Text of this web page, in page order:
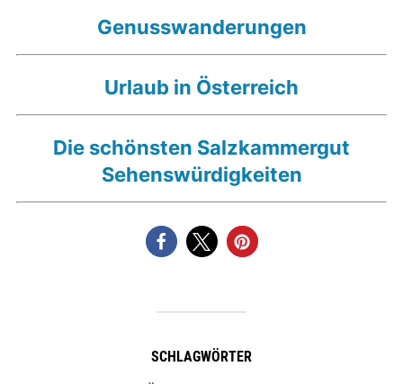
Genusswanderungen
Urlaub in Österreich
Die schönsten Salzkammergut
Sehenswürdigkeiten
SCHLAGWÖRTER